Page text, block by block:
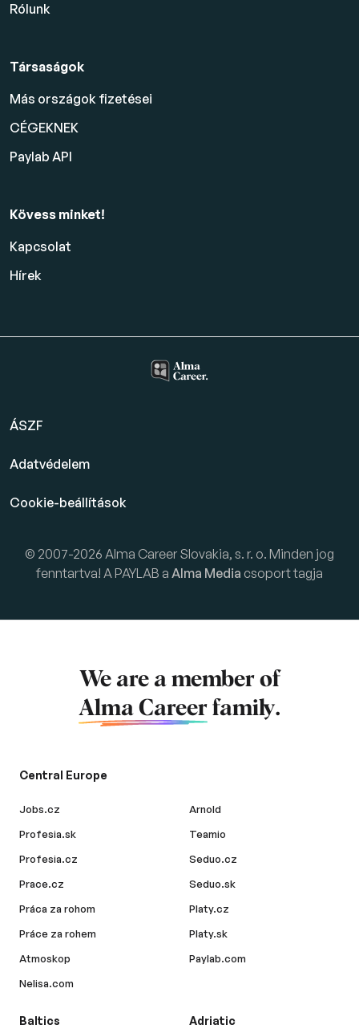
Rólunk
Társaságok
Más országok fizetései
CÉGEKNEK
Paylab API
Kövess minket!
Kapcsolat
Hírek
ÁSZF
Adatvédelem
Cookie-beállítások
© 2007-2026 Alma Career Slovakia, s. r. o. Minden jog
fenntartva! A PAYLAB a Alma Media csoport tagja
We are a member of
Alma Career family.
Central Europe
Jobs.cz
Profesia.sk
Profesia.cz
Prace.cz
Práca za rohom
Práce za rohem
Atmoskop
Nelisa.com
Arnold
Teamio
Seduo.cz
Seduo.sk
Platy.cz
Platy.sk
Paylab.com
Baltics Adriatic